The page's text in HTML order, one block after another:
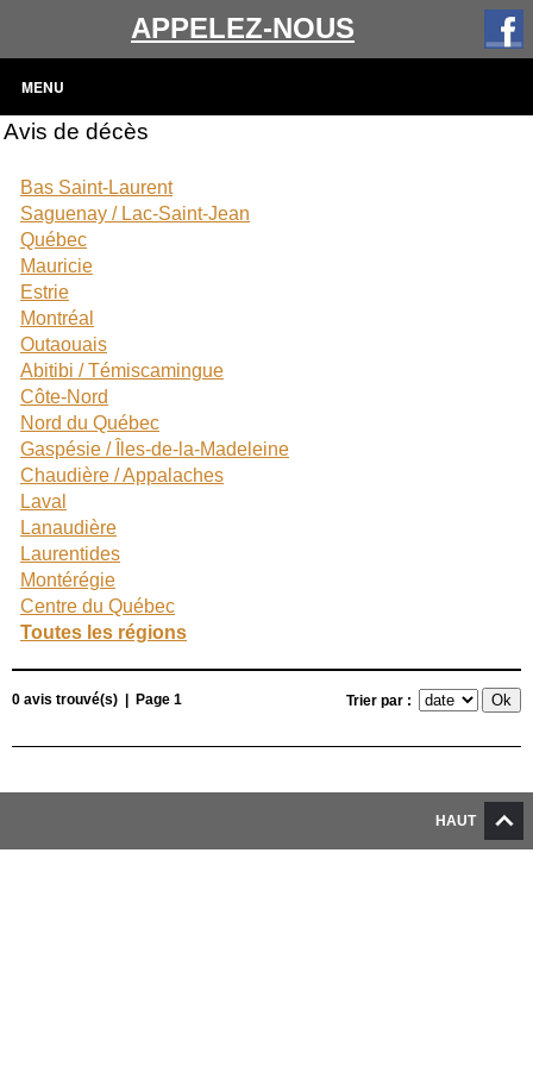
APPELEZ-NOUS
MENU
Avis de décès
Bas Saint-Laurent
Saguenay / Lac-Saint-Jean
Québec
Mauricie
Estrie
Montréal
Outaouais
Abitibi / Témiscamingue
Côte-Nord
Nord du Québec
Gaspésie / Îles-de-la-Madeleine
Chaudière / Appalaches
Laval
Lanaudière
Laurentides
Montérégie
Centre du Québec
Toutes les régions
0 avis trouvé(s) | Page 1 Trier par :
HAUT